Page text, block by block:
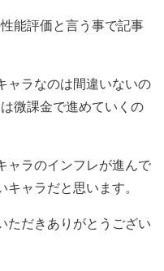
能評価と言う事で記事
ャラなのは間違いないの
微課金で進めていくの
ャラのインフレが進んで
ャラだと思います。
ただきありがとうござい